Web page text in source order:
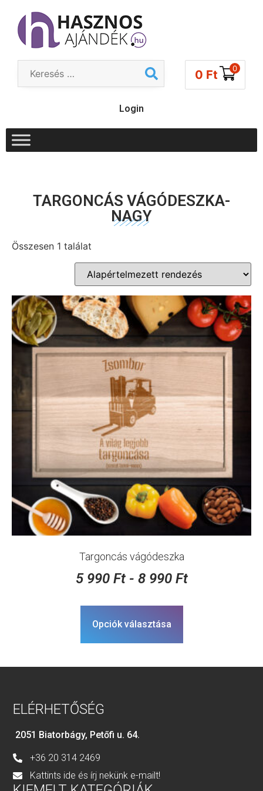
0 Ft 0
Login
TARGONCÁS VÁGÓDESZKA-
NAGY
Összesen 1 találat
Targoncás vágódeszka
5 990 Ft- 8 990 Ft
Opciók választása
ELÉRHETŐSÉG
2051 Biatorbágy, Petőfi u. 64.
+36 20 314 2469
Kattints ide és írj nekünk e-mailt!